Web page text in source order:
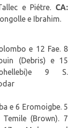
e Piétre. CA:
e Ibrahim.
e 12 Fae. 8
(Debris) e 15
9 S.
e 6 Eromoigbe. 5
(Brown). 7